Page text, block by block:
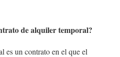
de alquiler temporal?
es un contrato en el que el